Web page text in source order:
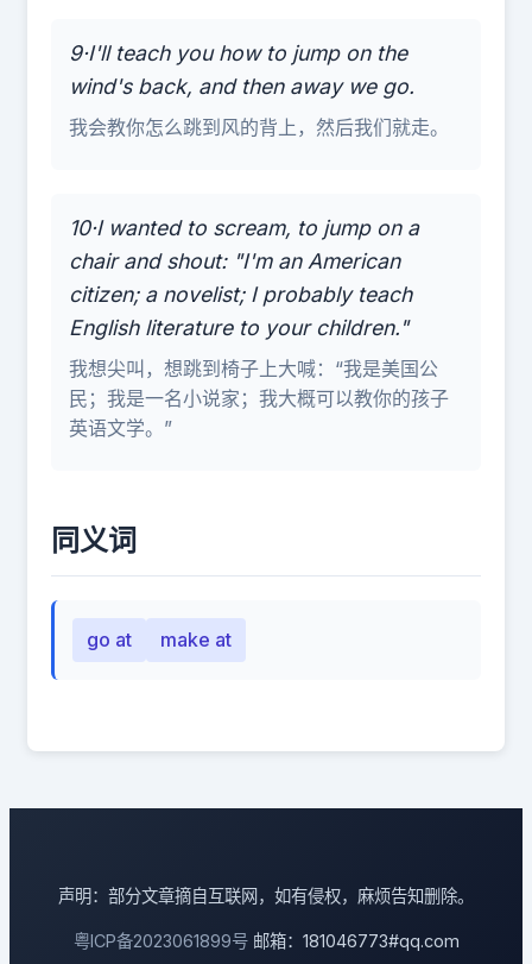
9·I'll teach you how to jump on the
wind's back, and then away we go.
我会教你怎么跳到风的背上，然后我们就走。
10·I wanted to scream, to jump on a
chair and shout: "I'm an American
citizen; a novelist; I probably teach
English literature to your children."
我想尖叫，想跳到椅子上大喊：“我是美国公
民；我是一名小说家；我大概可以教你的孩子
英语文学。”
同义词
go at make at
声明：部分文章摘自互联网，如有侵权，麻烦告知删除。
粤ICP备2023061899号邮箱：181046773#qq.com